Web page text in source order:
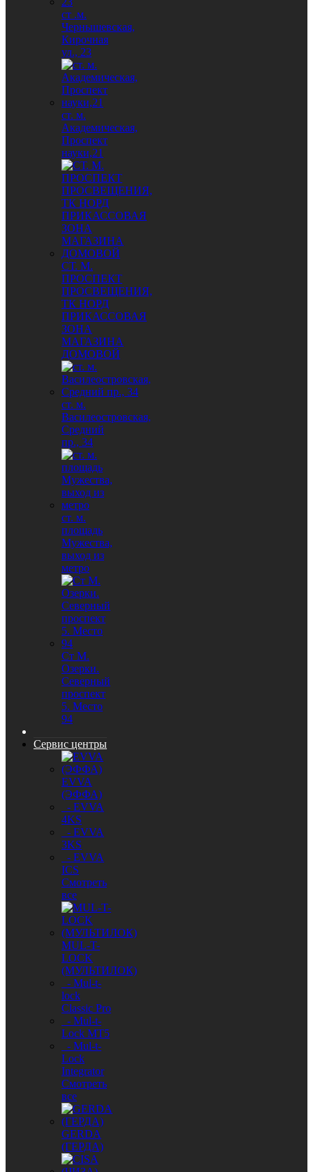
ст .м.
Чернышевская,
Кирочная
ул., 23
ст. м.
Академическая,
Проспект
науки,21
СТ. М.
ПРОСПЕКТ
ПРОСВЕЩЕНИЯ,
ТК НОРД
ПРИКАССОВАЯ
ЗОНА
МАГАЗИНА
ДОМОВОЙ
ст. м.
Василеостровская,
Средний
пр., 34
ст. м.
площадь
Мужества,
выход из
метро
Ст М.
Озерки.
Северный
проспект
5. Место
94
Сервис центры
EVVA
(ЭФФА)
- EVVA
4KS
- EVVA
3KS
- EVVA
ICS
Смотреть
все
MUL-T-
LOCK
(МУЛЬТИЛОК)
- Mul-t-
lock
Classic Pro
- Mul-t-
Lock MT5
- Mul-t-
Lock
Integrator
Смотреть
все
GERDA
(ГЕРДА)